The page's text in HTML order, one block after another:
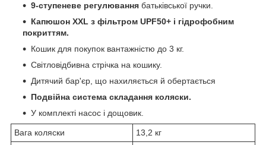
9-ступеневе регулювання батьківської ручки.
Капюшон XXL з фільтром UPF50+ і гідрофобним
покриттям.
Кошик для покупок вантажністю до 3 кг.
Світловідбивна стрічка на кошику.
Дитячий бар'єр, що нахиляється й обертається
Подвійна система складання коляски.
У комплекті насос і дощовик.
Вага коляски
13,2 кг